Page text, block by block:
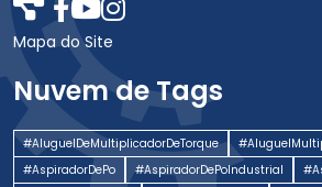
Mapa do Site
Nuvem de Tags
#AluguelDeMultiplicadorDeTorque
#AspiradorDePo
#AspiradorDePoIndustrial